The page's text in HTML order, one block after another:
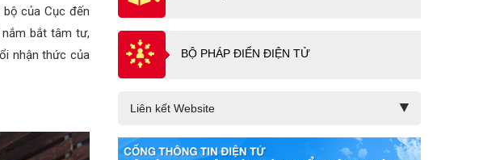
bộ của Cục đến
bắt tâm tư,
nhận thức của
BỘ PHÁP ĐIỂN ĐIỆN TỬ